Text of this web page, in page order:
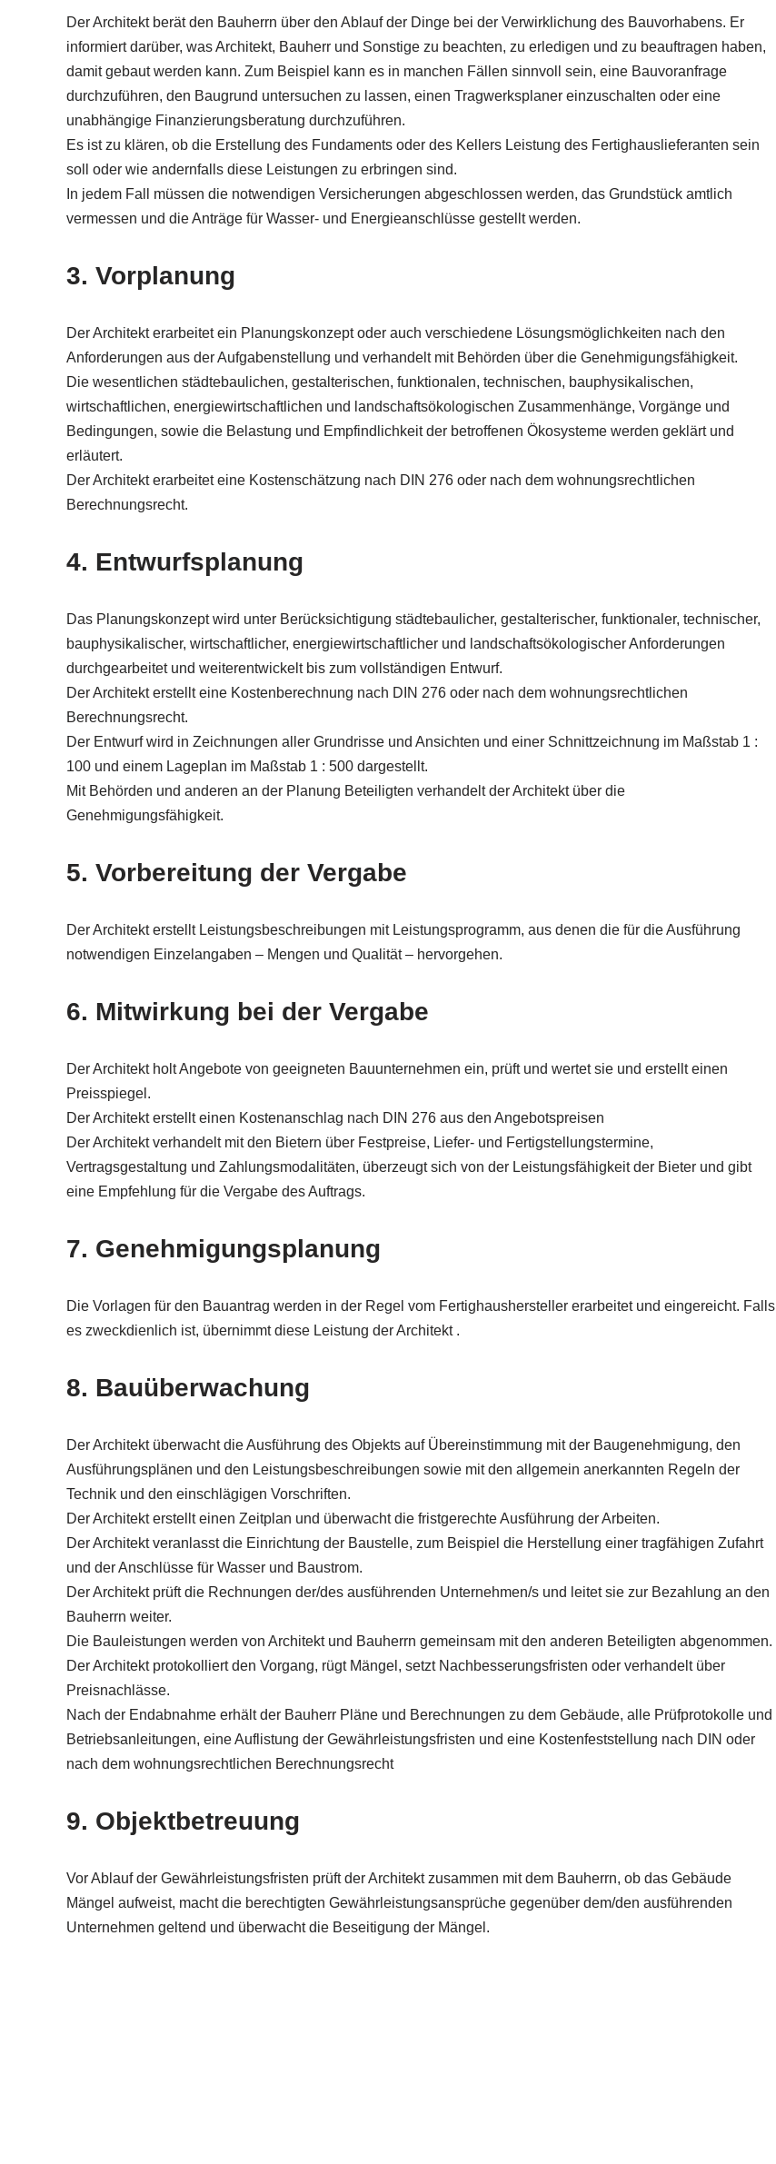
Der Architekt berät den Bauherrn über den Ablauf der Dinge bei der Verwirklichung des Bauvorhabens. Er
informiert darüber, was Architekt, Bauherr und Sonstige zu beachten, zu erledigen und zu beauftragen haben,
damit gebaut werden kann. Zum Beispiel kann es in manchen Fällen sinnvoll sein, eine Bauvoranfrage
durchzuführen, den Baugrund untersuchen zu lassen, einen Tragwerksplaner einzuschalten oder eine
unabhängige Finanzierungsberatung durchzuführen.
Es ist zu klären, ob die Erstellung des Fundaments oder des Kellers Leistung des Fertighauslieferanten sein
soll oder wie andernfalls diese Leistungen zu erbringen sind.
In jedem Fall müssen die notwendigen Versicherungen abgeschlossen werden, das Grundstück amtlich
vermessen und die Anträge für Wasser- und Energieanschlüsse gestellt werden.
3. Vorplanung
Der Architekt erarbeitet ein Planungskonzept oder auch verschiedene Lösungsmöglichkeiten nach den
Anforderungen aus der Aufgabenstellung und verhandelt mit Behörden über die Genehmigungsfähigkeit.
Die wesentlichen städtebaulichen, gestalterischen, funktionalen, technischen, bauphysikalischen,
wirtschaftlichen, energiewirtschaftlichen und landschaftsökologischen Zusammenhänge, Vorgänge und
Bedingungen, sowie die Belastung und Empfindlichkeit der betroffenen Ökosysteme werden geklärt und
erläutert.
Der Architekt erarbeitet eine Kostenschätzung nach DIN 276 oder nach dem wohnungsrechtlichen
Berechnungsrecht.
4. Entwurfsplanung
Das Planungskonzept wird unter Berücksichtigung städtebaulicher, gestalterischer, funktionaler, technischer,
bauphysikalischer, wirtschaftlicher, energiewirtschaftlicher und landschaftsökologischer Anforderungen
durchgearbeitet und weiterentwickelt bis zum vollständigen Entwurf.
Der Architekt erstellt eine Kostenberechnung nach DIN 276 oder nach dem wohnungsrechtlichen
Berechnungsrecht.
Der Entwurf wird in Zeichnungen aller Grundrisse und Ansichten und einer Schnittzeichnung im Maßstab 1 :
100 und einem Lageplan im Maßstab 1 : 500 dargestellt.
Mit Behörden und anderen an der Planung Beteiligten verhandelt der Architekt über die
Genehmigungsfähigkeit.
5. Vorbereitung der Vergabe
Der Architekt erstellt Leistungsbeschreibungen mit Leistungsprogramm, aus denen die für die Ausführung
notwendigen Einzelangaben – Mengen und Qualität – hervorgehen.
6. Mitwirkung bei der Vergabe
Der Architekt holt Angebote von geeigneten Bauunternehmen ein, prüft und wertet sie und erstellt einen
Preisspiegel.
Der Architekt erstellt einen Kostenanschlag nach DIN 276 aus den Angebotspreisen
Der Architekt verhandelt mit den Bietern über Festpreise, Liefer- und Fertigstellungstermine,
Vertragsgestaltung und Zahlungsmodalitäten, überzeugt sich von der Leistungsfähigkeit der Bieter und gibt
eine Empfehlung für die Vergabe des Auftrags.
7. Genehmigungsplanung
Die Vorlagen für den Bauantrag werden in der Regel vom Fertighaushersteller erarbeitet und eingereicht. Falls
es zweckdienlich ist, übernimmt diese Leistung der Architekt .
8. Bauüberwachung
Der Architekt überwacht die Ausführung des Objekts auf Übereinstimmung mit der Baugenehmigung, den
Ausführungsplänen und den Leistungsbeschreibungen sowie mit den allgemein anerkannten Regeln der
Technik und den einschlägigen Vorschriften.
Der Architekt erstellt einen Zeitplan und überwacht die fristgerechte Ausführung der Arbeiten.
Der Architekt veranlasst die Einrichtung der Baustelle, zum Beispiel die Herstellung einer tragfähigen Zufahrt
und der Anschlüsse für Wasser und Baustrom.
Der Architekt prüft die Rechnungen der/des ausführenden Unternehmen/s und leitet sie zur Bezahlung an den
Bauherrn weiter.
Die Bauleistungen werden von Architekt und Bauherrn gemeinsam mit den anderen Beteiligten abgenommen.
Der Architekt protokolliert den Vorgang, rügt Mängel, setzt Nachbesserungsfristen oder verhandelt über
Preisnachlässe.
Nach der Endabnahme erhält der Bauherr Pläne und Berechnungen zu dem Gebäude, alle Prüfprotokolle und
Betriebsanleitungen, eine Auflistung der Gewährleistungsfristen und eine Kostenfeststellung nach DIN oder
nach dem wohnungsrechtlichen Berechnungsrecht
9. Objektbetreuung
Vor Ablauf der Gewährleistungsfristen prüft der Architekt zusammen mit dem Bauherrn, ob das Gebäude
Mängel aufweist, macht die berechtigten Gewährleistungsansprüche gegenüber dem/den ausführenden
Unternehmen geltend und überwacht die Beseitigung der Mängel.